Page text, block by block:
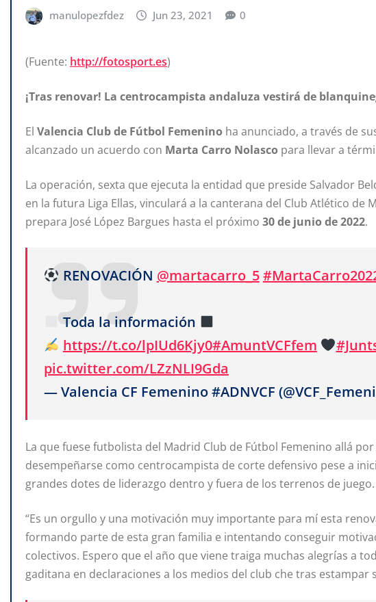
manulopezfdez Jun 23, 2021 0
(Fuente: http://fotosport.es)
¡Tras renovar! La centrocampista andaluza vestirá de
El Valencia Clubde Fútbol Femenino ha anunciado, a través de
alcanzado un acuerdo con Marta Carro Nolasco para llevar a
La operación, sexta que ejecuta la entidad que preside Salvador
en la futura Liga Ellas, vinculará a la canterana del Club Atlético de
prepara José López Bargues hasta el próximo 30de junio de2022.
RENOVACIÓN @martacarro_5
Toda la información
https://t.co/lpIUd6Kjy0#AmuntVCFfem
pic.twitter.com/LZzNLI9Gda
— Valencia CF Femenino #ADNVCF
La que fuese futbolista del Madrid Club de Fútbol Femenino allá
desempeñarse como centrocampista de corte defensivo pese a
grandes dotes de liderazgo dentro y fuera de los terrenos de juego.
“Es un orgullo y una motivación muy importante para mí esta
formando parte de esta gran familia e intentando conseguir
colectivos. Espero que el año que viene traiga muchas alegrías a
gaditana en declaraciones a los medios del club che tras